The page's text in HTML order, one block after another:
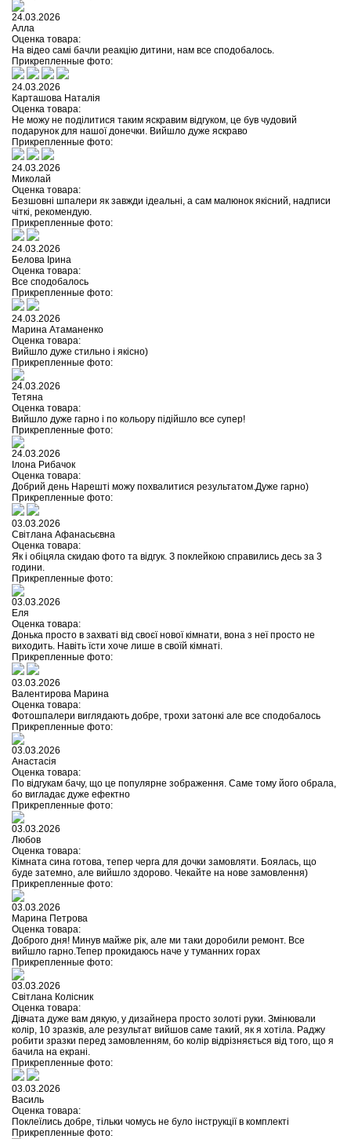
24.03.2026
Алла
Оценка товара:
На відео самі бачли реакцію дитини, нам все сподобалось.
Прикрепленные фото:
24.03.2026
Карташова Наталія
Оценка товара:
Не можу не поділитися таким яскравим відгуком, це був чудовий
подарунок для нашої донечки. Вийшло дуже яскраво
Прикрепленные фото:
24.03.2026
Миколай
Оценка товара:
Безшовні шпалери як завжди ідеальні, а сам малюнок якісний, надписи
чіткі, рекомендую.
Прикрепленные фото:
24.03.2026
Белова Ірина
Оценка товара:
Все сподобалось
Прикрепленные фото:
24.03.2026
Марина Атаманенко
Оценка товара:
Вийшло дуже стильно і якісно)
Прикрепленные фото:
24.03.2026
Тетяна
Оценка товара:
Вийшло дуже гарно і по кольору підійшло все супер!
Прикрепленные фото:
24.03.2026
Ілона Рибачок
Оценка товара:
Добрий день Нарешті можу похвалитися результатом.Дуже гарно)
Прикрепленные фото:
03.03.2026
Світлана Афанасьєвна
Оценка товара:
Як і обіцяла скидаю фото та відгук. З поклейкою справились десь за 3
години.
Прикрепленные фото:
03.03.2026
Еля
Оценка товара:
Донька просто в захваті від своєї нової кімнати, вона з неї просто не
виходить. Навіть їсти хоче лише в своїй кімнаті.
Прикрепленные фото:
03.03.2026
Валентирова Марина
Оценка товара:
Фотошпалери виглядають добре, трохи затонкі але все сподобалось
Прикрепленные фото:
03.03.2026
Анастасія
Оценка товара:
По відгукам бачу, що це популярне зображення. Саме тому його обрала,
бо вигладає дуже ефектно
Прикрепленные фото:
03.03.2026
Любов
Оценка товара:
Кімната сина готова, тепер черга для дочки замовляти. Боялась, що
буде затемно, але вийшло здорово. Чекайте на нове замовлення)
Прикрепленные фото:
03.03.2026
Марина Петрова
Оценка товара:
Доброго дня! Минув майже рік, але ми таки доробили ремонт. Все
вийшло гарно.Тепер прокидаюсь наче у туманних горах
Прикрепленные фото:
03.03.2026
Світлана Колісник
Оценка товара:
Дівчата дуже вам дякую, у дизайнера просто золоті руки. Змінювали
колір, 10 зразків, але результат вийшов саме такий, як я хотіла. Раджу
робити зразки перед замовленням, бо колір відрізняється від того, що я
бачила на екрані.
Прикрепленные фото:
03.03.2026
Василь
Оценка товара:
Поклеїлись добре, тільки чомусь не було інструкції в комплекті
Прикрепленные фото: